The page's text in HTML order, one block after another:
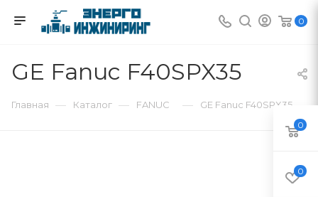
0
GE Fanuc F40SPX35
Главная — Каталог — FANUC — GE Fanuc F40SPX35
0
0